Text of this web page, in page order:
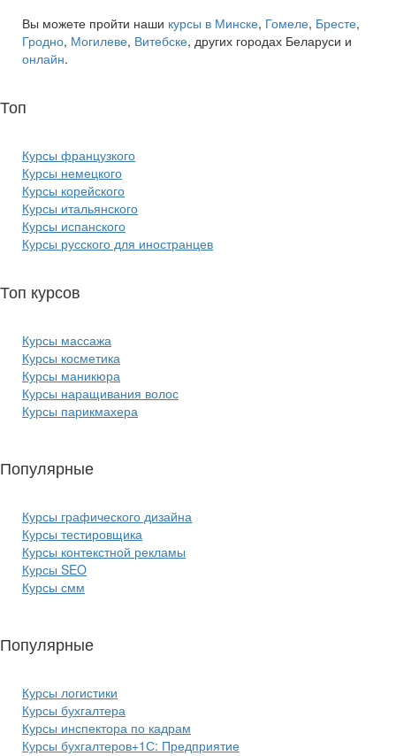
Вы можете пройти наши курсы в Минске, Гомеле, Бресте,
Гродно, Могилеве, Витебске, других городах Беларуси и
онлайн.
Топ
Курсы французкого
Курсы немецкого
Курсы корейского
Курсы итальянского
Курсы испанского
Курсы русского для иностранцев
Топ курсов
Курсы массажа
Курсы косметика
Курсы маникюра
Курсы наращивания волос
Курсы парикмахера
Популярные
Курсы графического дизайна
Курсы тестировщика
Курсы контекстной рекламы
Курсы SEO
Курсы смм
Популярные
Курсы логистики
Курсы бухгалтера
Курсы инспектора по кадрам
Курсы бухгалтеров+1С: Предприятие